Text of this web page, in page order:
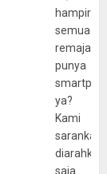
hampir
semua
remaja
punya
ya?
Kami
sarankan,
diarahkan
saja